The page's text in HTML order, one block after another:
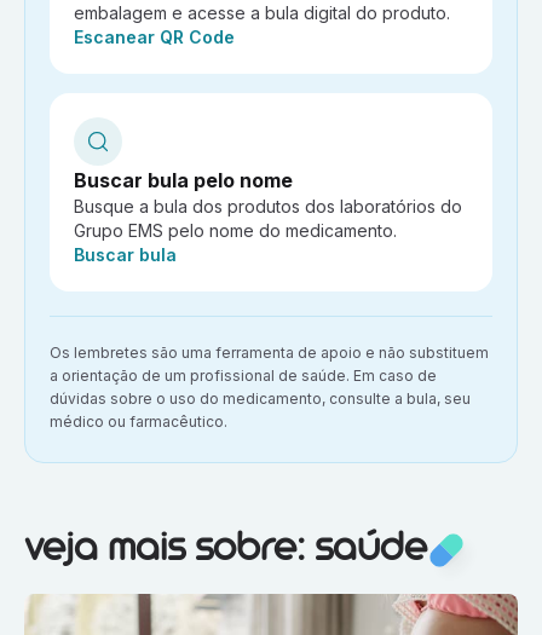
embalagem e acesse a bula digital do produto.
Ação:
Escanear QR Code
Buscar bula pelo nome
Busque a bula dos produtos dos laboratórios do
Grupo EMS pelo nome do medicamento.
Ação:
Buscar bula
Aviso importante:
Os lembretes são uma ferramenta de apoio e não substituem
a orientação de um profissional de saúde. Em caso de
dúvidas sobre o uso do medicamento, consulte a bula, seu
médico ou farmacêutico.
Veja mais sobre:Saúde
veja mais sobre: saúde